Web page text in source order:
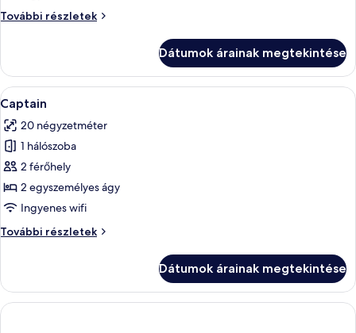
További részletek
Commodore
Dátumok árainak megtekintése
A
következő
szoba
összes
képének
megtekintése:
Captain
Egy modern szállodai szoba,
4
Captain
20 négyzetméter
1 hálószoba
2 férőhely
2 egyszemélyes ágy
Ingyenes wifi
További részletek
Captain
Dátumok árainak megtekintése